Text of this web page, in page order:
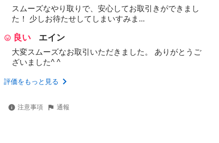
スムーズなやり取りで、安心してお取引きができまし
た！ 少しお待たせしてしまいすみま...
良い エイン
大変スムーズなお取引いただきました。 ありがとうご
ざいました^ ^
評価をもっと見る
注意事項 通報